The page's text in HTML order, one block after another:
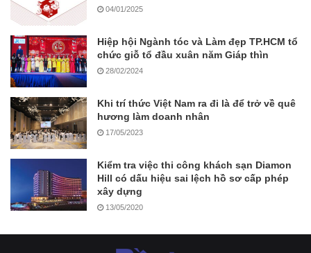
04/01/2025
Hiệp hội Ngành tóc và Làm đẹp TP.HCM tổ
chức giỗ tổ đầu xuân năm Giáp thìn
28/02/2024
Khi trí thức Việt Nam ra đi là để trở về quê
hương làm doanh nhân
17/05/2023
Kiểm tra việc thi công khách sạn Diamon
Hill có dấu hiệu sai lệch hồ sơ cấp phép
xây dựng
13/05/2020